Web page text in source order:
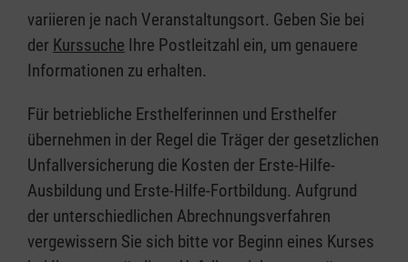
variieren je nach Veranstaltungsort. Geben Sie bei
der Kurssuche Ihre Postleitzahl ein, um genauere
Informationen zu erhalten.
Für betriebliche Ersthelferinnen und Ersthelfer
übernehmen in der Regel die Träger der gesetzlichen
Unfallversicherung die Kosten der Erste-Hilfe-
Ausbildung und Erste-Hilfe-Fortbildung. Aufgrund
der unterschiedlichen Abrechnungsverfahren
vergewissern Sie sich bitte vor Beginn eines Kurses